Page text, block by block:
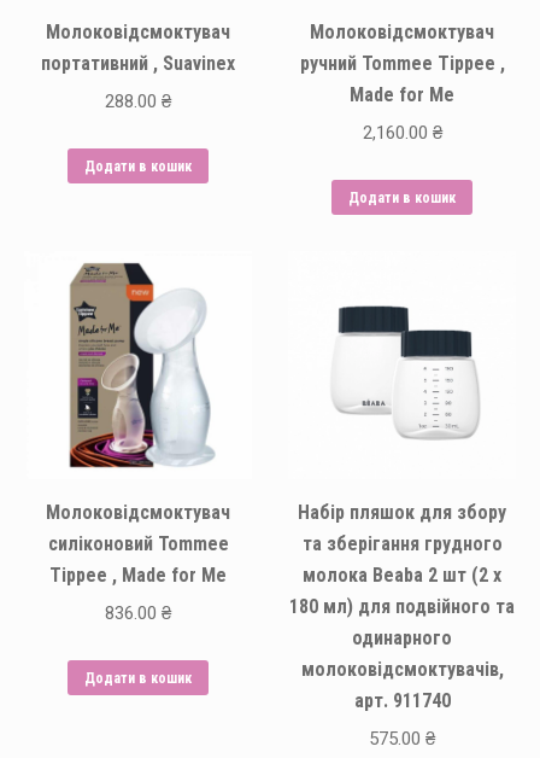
Молоковідсмоктувач
портативний , Suavinex
288.00 ₴
Додати в кошик
Молоковідсмоктувач
ручний Tommee Tippee ,
Made for Me
2,160.00 ₴
Додати в кошик
Молоковідсмоктувач
силіконовий Tommee
Tippee , Made for Me
836.00 ₴
Додати в кошик
Набір пляшок для збору
та зберігання грудного
молока Beaba 2 шт (2 х
180 мл) для подвійного та
одинарного
молоковідсмоктувачів,
арт. 911740
575.00 ₴